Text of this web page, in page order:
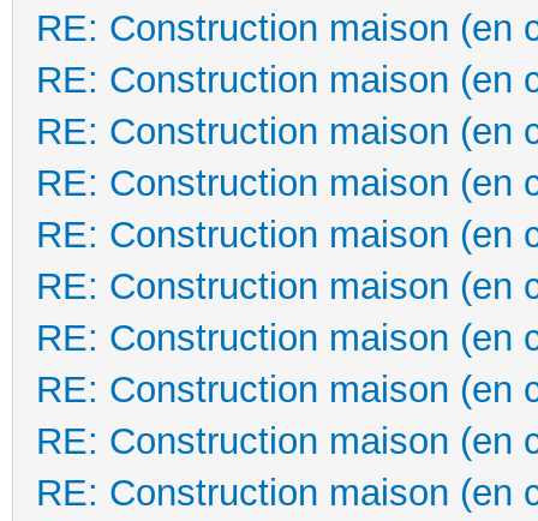
RE: Construction maison (en
RE: Construction maison (en
RE: Construction maison (en
RE: Construction maison (en
RE: Construction maison (en
RE: Construction maison (en
RE: Construction maison (en
RE: Construction maison (en
RE: Construction maison (en
RE: Construction maison (en